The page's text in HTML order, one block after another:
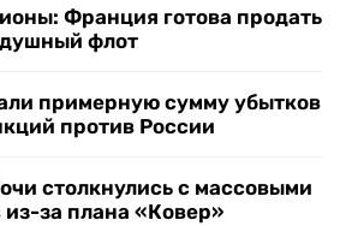
Франция готова продать
флот
примерную сумму убытков
против России
столкнулись с массовыми
за плана «Ковер»